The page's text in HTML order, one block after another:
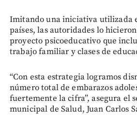
Imitando una iniciativa utilizada
países, las autoridades lo
proyecto psicoeducativo que
trabajo familiar y clases de
“Con esta estrategia logramos
número total de embarazos
fuertemente la cifra”, asegura el
municipal de Salud, Juan Carlos